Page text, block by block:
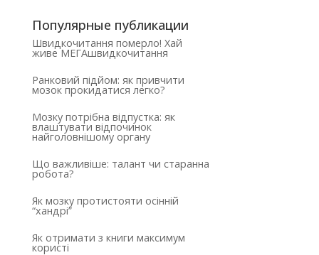
Популярные публикации
Швидкочитання померло! Хай
живе МЕГАшвидкочитання
Ранковий підйом: як привчити
мозок прокидатися легко?
Мозку потрібна відпустка: як
влаштувати відпочинок
найголовнішому органу
Що важливіше: талант чи старанна
робота?
Як мозку протистояти осінній
“хандрі”
Як отримати з книги максимум
користі